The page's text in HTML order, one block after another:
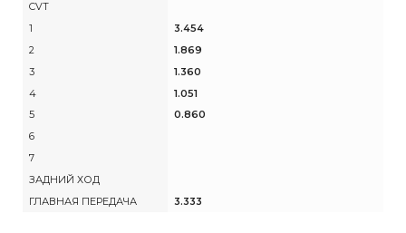
CVT
1
3.454
2
1.869
3
1.360
4
1.051
5
0.860
6
7
ЗАДНИЙ ХОД
ГЛАВНАЯ ПЕРЕДАЧА
3.333